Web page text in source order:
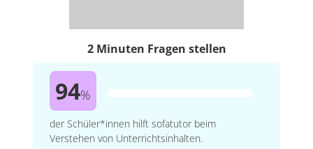
2 Minuten Fragen stellen
94%
der Schüler*innen hilft sofatutor beim
Verstehen von Unterrichtsinhalten.